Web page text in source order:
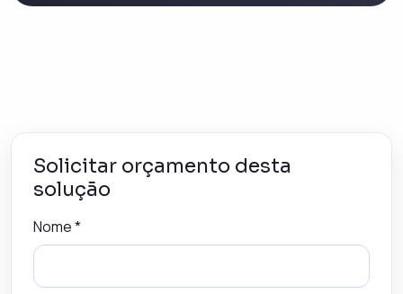
Solicitar orçamento desta
solução
Nome *